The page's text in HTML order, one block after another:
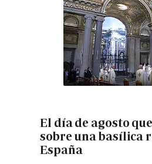
El día de agosto
sobre una basílica
España